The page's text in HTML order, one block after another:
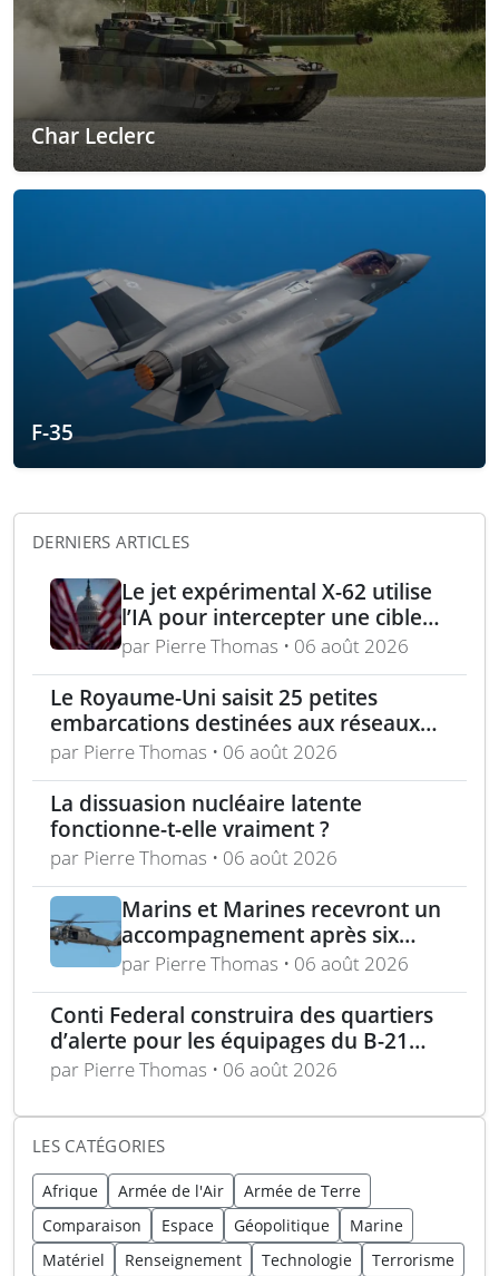
Char Leclerc
F-35
DERNIERS ARTICLES
Le jet expérimental X-62 utilise
l’IA pour intercepter une cible
aérienne en conditions réelles
par Pierre Thomas • 06 août 2026
Le Royaume-Uni saisit 25 petites
embarcations destinées aux réseaux
de passeurs pour la Manche
par Pierre Thomas • 06 août 2026
La dissuasion nucléaire latente
fonctionne-t-elle vraiment ?
par Pierre Thomas • 06 août 2026
Marins et Marines recevront un
accompagnement après six
mois d’exemptions médicales
au rasage
par Pierre Thomas • 06 août 2026
Conti Federal construira des quartiers
d’alerte pour les équipages du B-21
Raider
par Pierre Thomas • 06 août 2026
LES CATÉGORIES
Afrique Armée de l'Air
Armée de Terre
Comparaison
Espace Géopolitique
Marine
Matériel
Renseignement Technologie
Terrorisme